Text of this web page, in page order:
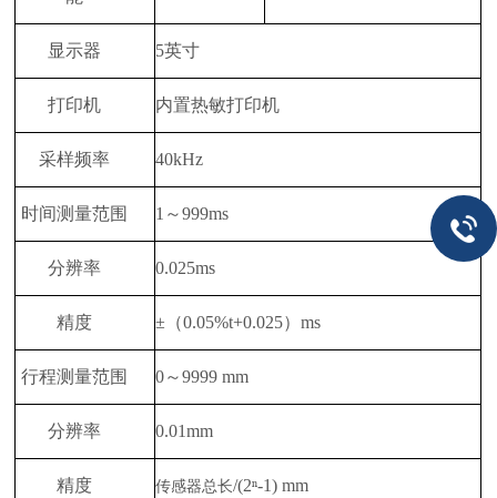
显示器 5英寸
打印机 内置热敏打印机
采样频率 40kHz
时间测量范围 1～999ms
分辨率 0.025ms
精度 ±（0.05%t+0.025）ms
行程测量范围 0～9999 mm
分辨率 0.01mm
精度 传感器总长/(2ⁿ-1) mm